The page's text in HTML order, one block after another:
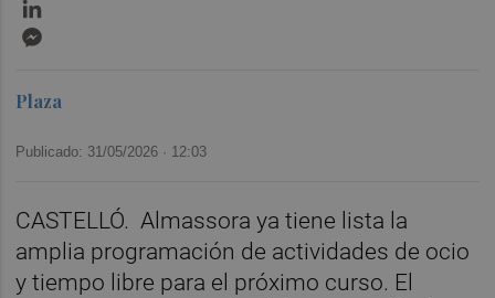
Plaza
Publicado: 31/05/2026 · 12:03
CASTELLÓ. Almassora ya tiene lista la
amplia programación de actividades de ocio
y tiempo libre para el próximo curso. El